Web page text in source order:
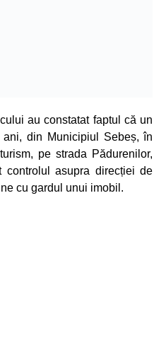
au constatat faptul că un
din Municipiul Sebeș, în
pe strada Pădurenilor,
asupra direcției de
cu gardul unui imobil.